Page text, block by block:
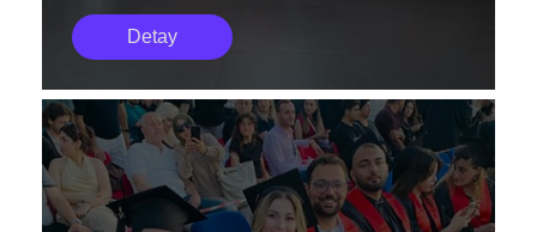
Detay